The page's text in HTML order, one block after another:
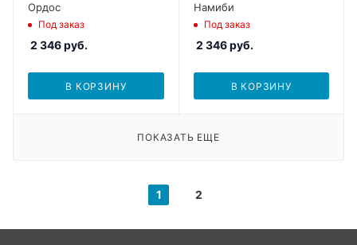
Ордос
Под заказ
2 346руб.
В КОРЗИНУ
Намиби
Под заказ
2 346руб.
В КОРЗИНУ
ПОКАЗАТЬ ЕЩЕ
1 2